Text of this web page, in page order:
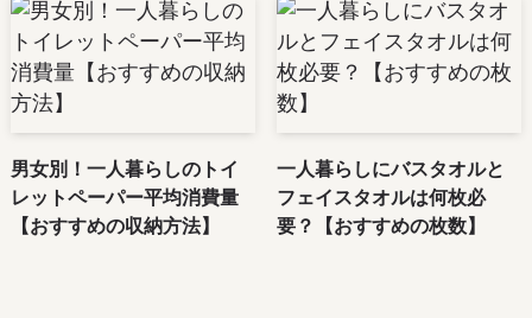
男女別！一人暮らしのトイ
レットペーパー平均消費量
【おすすめの収納方法】
一人暮らしにバスタオルと
フェイスタオルは何枚必
要？【おすすめの枚数】